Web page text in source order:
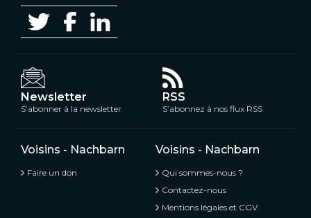
Newsletter
S’abonner à la newsletter
RSS
S’abonnez à nos flux RSS
Voisins - Nachbarn
Faire un don
Voisins - Nachbarn
Qui sommes-nous ?
Contactez-nous
Mentions légales et CGV